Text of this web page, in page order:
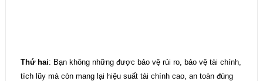
Thứ hai: Bạn không những được bảo vệ rủi ro, bảo vệ tài chính,
tích lũy mà còn mang lại hiệu suất tài chính cao, an toàn đúng